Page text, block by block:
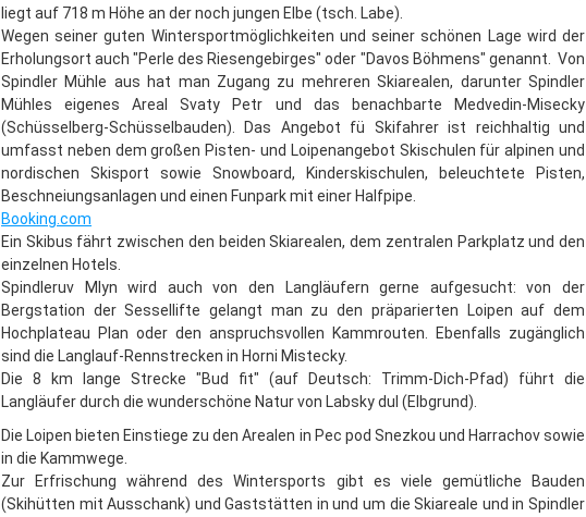
liegt auf 718 m Höhe an der noch jungen Elbe (tsch. Labe).
Wegen seiner guten Wintersportmöglichkeiten und seiner schönen Lage wird der
Erholungsort auch "Perle des Riesengebirges" oder "Davos Böhmens" genannt. Von
Spindler Mühle aus hat man Zugang zu mehreren Skiarealen, darunter Spindler
Mühles eigenes Areal Svaty Petr und das benachbarte Medvedin-Misecky
(Schüsselberg-Schüsselbauden). Das Angebot fü Skifahrer ist reichhaltig und
umfasst neben dem großen Pisten- und Loipenangebot Skischulen für alpinen und
nordischen Skisport sowie Snowboard, Kinderskischulen, beleuchtete Pisten,
Beschneiungsanlagen und einen Funpark mit einer Halfpipe.
Booking.com
Ein Skibus fährt zwischen den beiden Skiarealen, dem zentralen Parkplatz und den
einzelnen Hotels.
Spindleruv Mlyn wird auch von den Langläufern gerne aufgesucht: von der
Bergstation der Sessellifte gelangt man zu den präparierten Loipen auf dem
Hochplateau Plan oder den anspruchsvollen Kammrouten. Ebenfalls zugänglich
sind die Langlauf-Rennstrecken in Horni Mistecky.
Die 8 km lange Strecke "Bud fit" (auf Deutsch: Trimm-Dich-Pfad) führt die
Langläufer durch die wunderschöne Natur von Labsky dul (Elbgrund).
Die Loipen bieten Einstiege zu den Arealen in Pec pod Snezkou und Harrachov sowie
in die Kammwege.
Zur Erfrischung während des Wintersports gibt es viele gemütliche Bauden
(Skihütten mit Ausschank) und Gaststätten in und um die Skiareale und in Spindler